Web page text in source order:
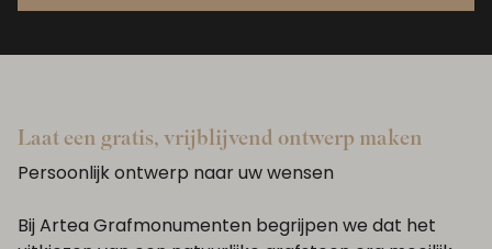
Laat een gratis, vrijblijvend ontwerp maken
Persoonlijk ontwerp naar uw wensen
Bij Artea Grafmonumenten begrijpen we dat het